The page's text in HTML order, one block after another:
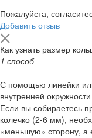
Пожалуйста,
Добавить отзыв
Как узнать размер
1 способ
С помощью линейки
внутренней
Если вы собираетесь
колечко (2-6 мм),
«меньшую» сторону,